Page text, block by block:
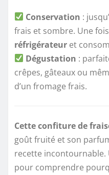
Conservation :
frais et sombre. Une
réfrigérateur et
Dégustation :
crêpes, gâteaux ou
d’un fromage frais.
Cette confiture de
goût fruité et son
recette incontournable.
pour comprendre